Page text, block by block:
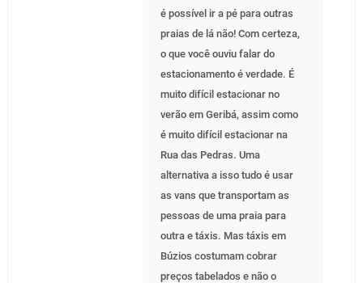
é possível ir a pé para outras
praias de lá não! Com certeza,
o que você ouviu falar do
estacionamento é verdade. É
muito difícil estacionar no
verão em Geribá, assim como
é muito difícil estacionar na
Rua das Pedras. Uma
alternativa a isso tudo é usar
as vans que transportam as
pessoas de uma praia para
outra e táxis. Mas táxis em
Búzios costumam cobrar
preços tabelados e não o